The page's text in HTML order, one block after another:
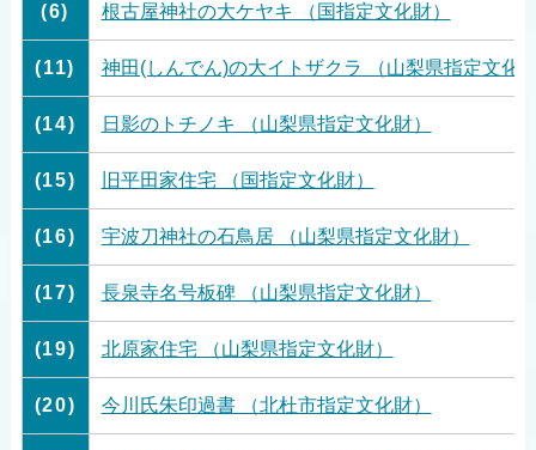
(6) 根古屋神社の大ケヤキ （国指定文化財）
(11) 神田(しんでん)の大イトザクラ （山梨県指定文化
(14) 日影のトチノキ （山梨県指定文化財）
(15) 旧平田家住宅 （国指定文化財）
(16) 宇波刀神社の石鳥居 （山梨県指定文化財）
(17) 長泉寺名号板碑 （山梨県指定文化財）
(19) 北原家住宅 （山梨県指定文化財）
(20) 今川氏朱印過書 （北杜市指定文化財）